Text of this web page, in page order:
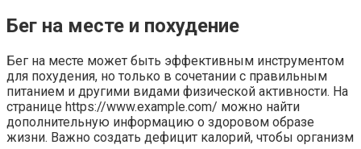
Бег на месте и похудение
Бег на месте может быть эффективным инструментом
для похудения, но только в сочетании с правильным
питанием и другими видами физической активности. На
странице https://www.example.com/ можно найти
дополнительную информацию о здоровом образе
жизни. Важно создать дефицит калорий, чтобы организм